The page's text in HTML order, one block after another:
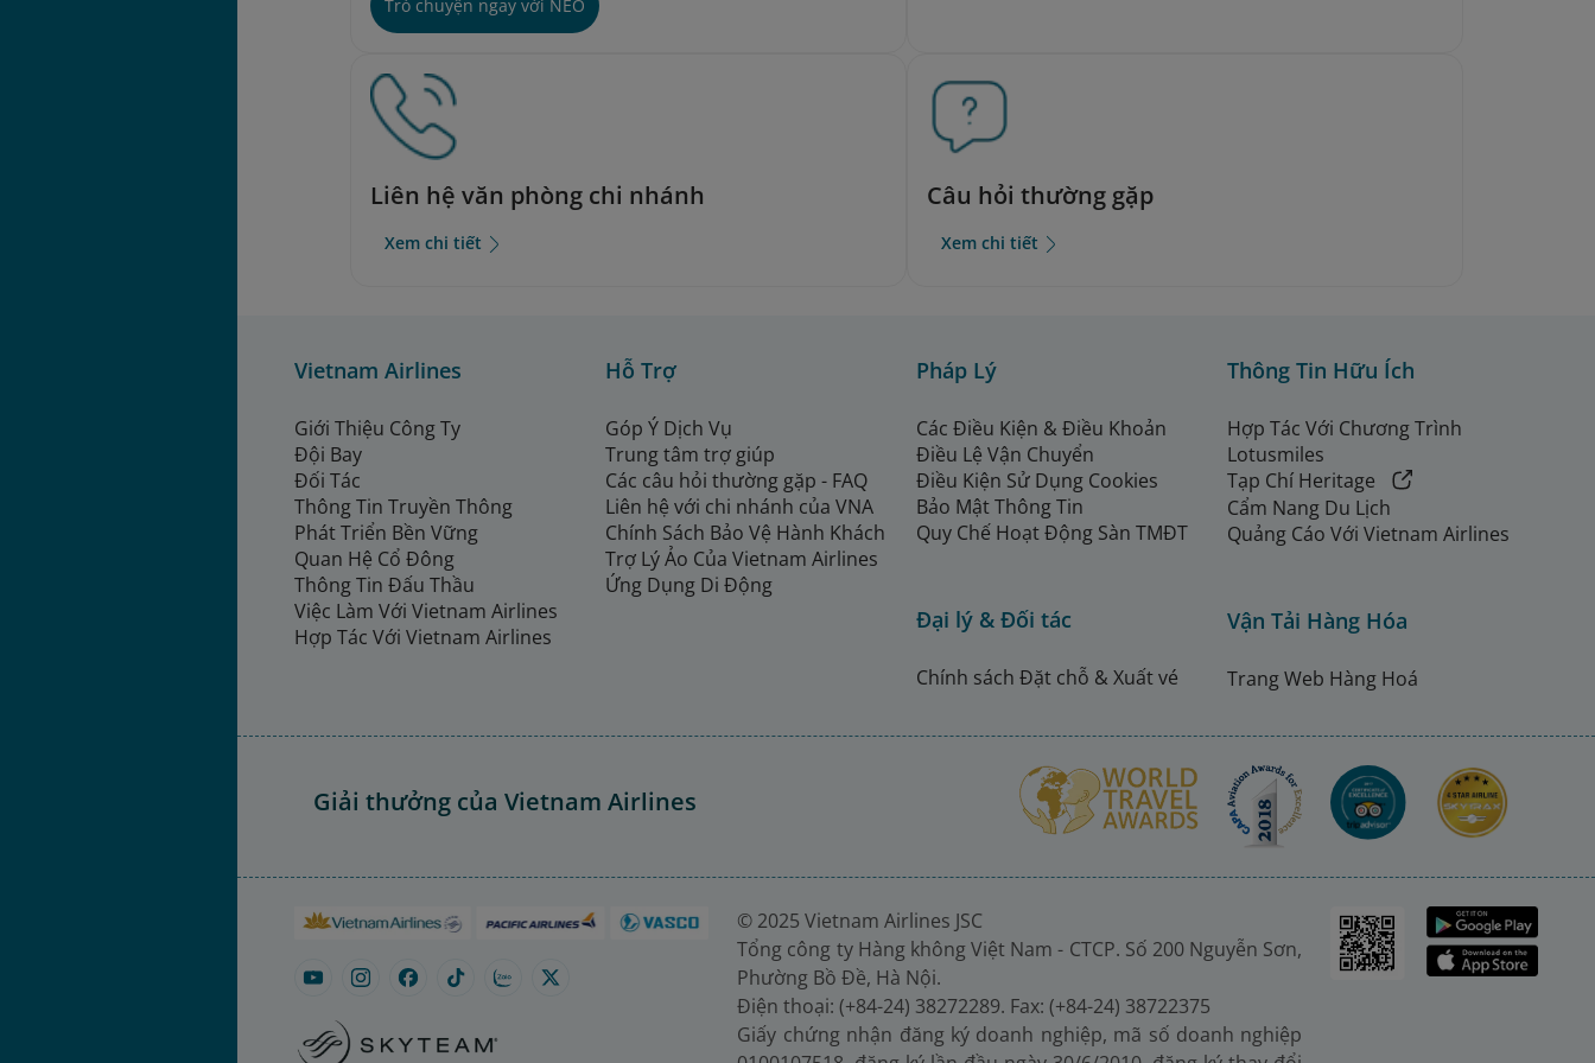
Trò chuyện ngay với NEO
Liên hệ văn phòng chi nhánh
Xem chi tiết
Câu hỏi thường gặp
Xem chi tiết
Vietnam Airlines
Giới Thiệu Công Ty
Đội Bay
Đối Tác
Thông Tin Truyền Thông
Phát Triển Bền Vững
Quan Hệ Cổ Đông
Thông Tin Đấu Thầu
Việc Làm Với Vietnam Airlines
Hợp Tác Với Vietnam Airlines
Hỗ Trợ
Góp Ý Dịch Vụ
Trung tâm trợ giúp
Các câu hỏi thường gặp - FAQ
Liên hệ với chi nhánh của VNA
Chính Sách Bảo Vệ Hành Khách
Trợ Lý Ảo Của Vietnam Airlines
Ứng Dụng Di Động
Pháp Lý
Các Điều Kiện & Điều Khoản
Điều Lệ Vận Chuyển
Điều Kiện Sử Dụng Cookies
Bảo Mật Thông Tin
Quy Chế Hoạt Động Sàn TMĐT
Đại lý & Đối tác
Chính sách Đặt chỗ & Xuất vé
Thông Tin Hữu Ích
Hợp Tác Với Chương Trình
Lotusmiles
Tạp Chí Heritage
Cẩm Nang Du Lịch
Quảng Cáo Với Vietnam Airlines
Vận Tải Hàng Hóa
Trang Web Hàng Hoá
Giải thưởng của Vietnam Airlines
© 2025 Vietnam Airlines JSC
Tổng công ty Hàng không Việt Nam - CTCP. Số 200 Nguyễn Sơn,
Phường Bồ Đề, Hà Nội.
Điện thoại: (+84-24) 38272289. Fax: (+84-24) 38722375
Giấy chứng nhận đăng ký doanh nghiệp, mã số doanh nghiệp